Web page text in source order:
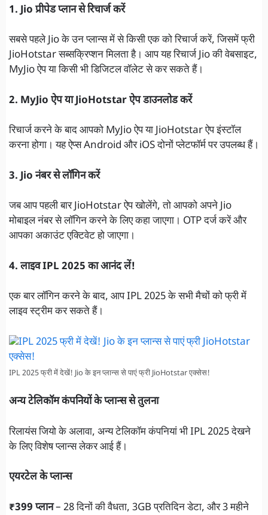
1. Jio प्रीपेड प्लान से रिचार्ज करें
सबसे पहले Jio के उन प्लान्स में से किसी एक को रिचार्ज करें, जिसमें फ्री
JioHotstar सब्सक्रिप्शन मिलता है। आप यह रिचार्ज Jio की वेबसाइट,
MyJio ऐप या किसी भी डिजिटल वॉलेट से कर सकते हैं।
2. MyJio ऐप या JioHotstar ऐप डाउनलोड करें
रिचार्ज करने के बाद आपको MyJio ऐप या JioHotstar ऐप इंस्टॉल
करना होगा। यह ऐप्स Android और iOS दोनों प्लेटफॉर्म पर उपलब्ध हैं।
3. Jio नंबर से लॉगिन करें
जब आप पहली बार JioHotstar ऐप खोलेंगे, तो आपको अपने Jio
मोबाइल नंबर से लॉगिन करने के लिए कहा जाएगा। OTP दर्ज करें और
आपका अकाउंट एक्टिवेट हो जाएगा।
4. लाइव IPL 2025 का आनंद लें!
एक बार लॉगिन करने के बाद, आप IPL 2025 के सभी मैचों को फ्री में
लाइव स्ट्रीम कर सकते हैं।
IPL 2025 फ्री में देखें! Jio के इन प्लान्स से पाएं फ्री JioHotstar एक्सेस!
अन्य टेलिकॉम कंपनियों के प्लान्स से तुलना
रिलायंस जियो के अलावा, अन्य टेलिकॉम कंपनियां भी IPL 2025 देखने
के लिए विशेष प्लान्स लेकर आई हैं।
एयरटेल के प्लान्स
₹399 प्लान– 28 दिनों की वैधता, 3GB प्रतिदिन डेटा, और 3 महीने